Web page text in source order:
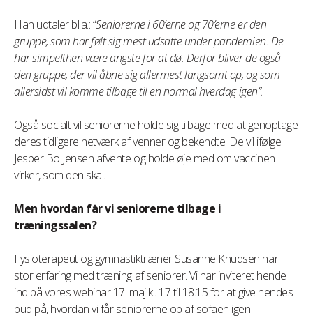
Han udtaler bl.a.: “Seniorerne i 60’erne og 70’erne er den
gruppe, som har følt sig mest udsatte under pandemien. De
har simpelthen være angste for at dø. Derfor bliver de også
den gruppe, der vil åbne sig allermest langsomt op, og som
allersidst vil komme tilbage til en normal hverdag igen”.
Også socialt vil seniorerne holde sig tilbage med at genoptage
deres tidligere netværk af venner og bekendte. De vil ifølge
Jesper Bo Jensen afvente og holde øje med om vaccinen
virker, som den skal.
Men hvordan får vi seniorerne tilbage i
træningssalen?
Fysioterapeut og gymnastiktræner Susanne Knudsen har
stor erfaring med træning af seniorer. Vi har inviteret hende
ind på vores webinar 17. maj kl. 17 til 18.15 for at give hendes
bud på, hvordan vi får seniorerne op af sofaen igen.